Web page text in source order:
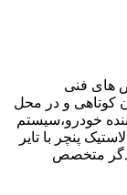
های فنی
کوتاهی و در محل
خودرو،سیستم
پنچر با تایر
متخصص